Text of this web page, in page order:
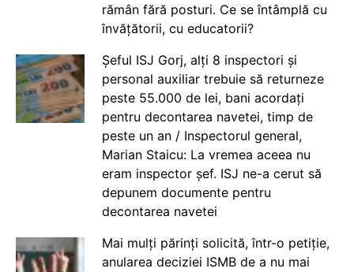
rămân fără posturi. Ce se întâmplă cu
învățătorii, cu educatorii?
Șeful ISJ Gorj, alți 8 inspectori și
personal auxiliar trebuie să returneze
peste 55.000 de lei, bani acordați
pentru decontarea navetei, timp de
peste un an / Inspectorul general,
Marian Staicu: La vremea aceea nu
eram inspector șef. ISJ ne-a cerut să
depunem documente pentru
decontarea navetei
Mai mulți părinți solicită, într-o petiție,
anularea deciziei ISMB de a nu mai